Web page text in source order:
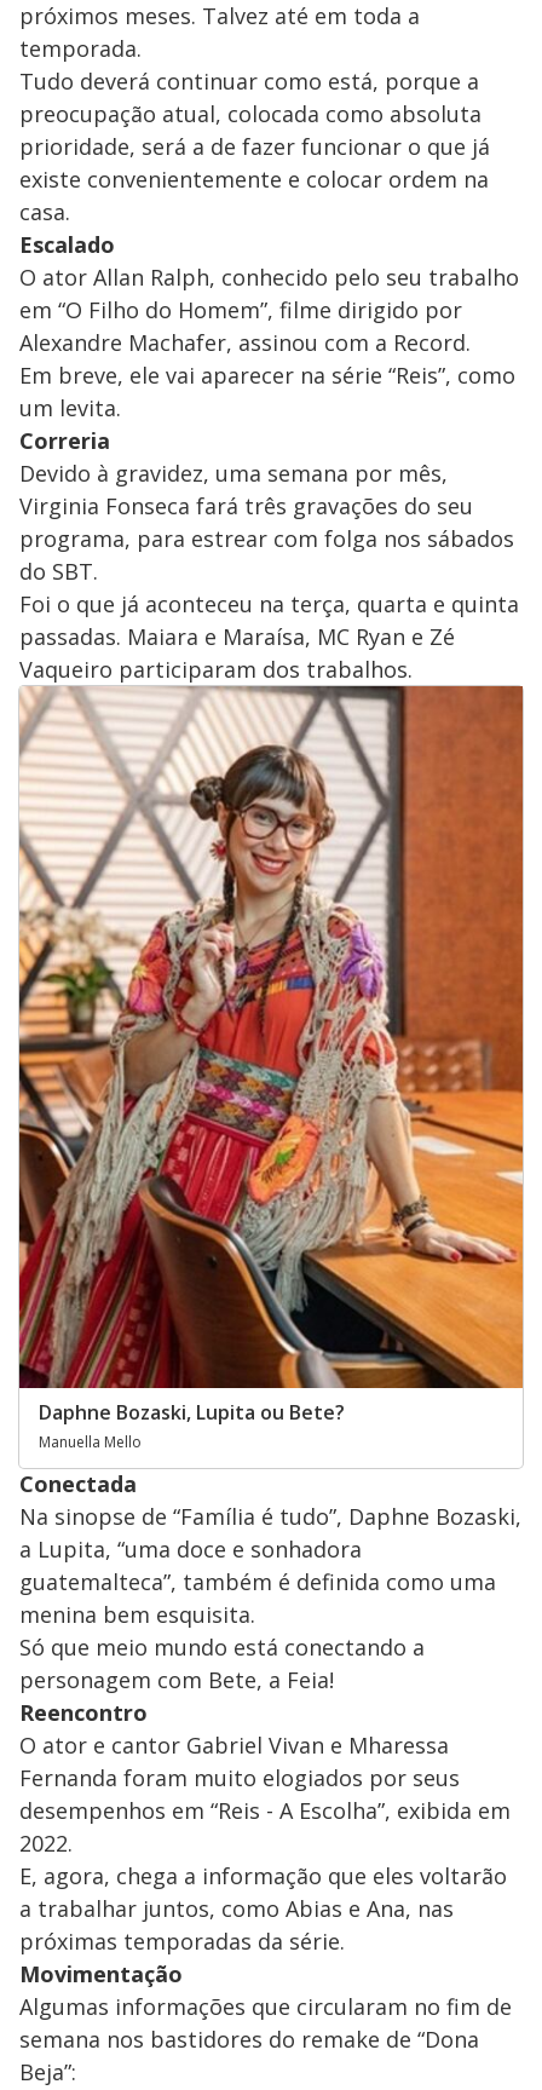
próximos meses. Talvez até em toda a
temporada.
Tudo deverá continuar como está, porque a
preocupação atual, colocada como absoluta
prioridade, será a de fazer funcionar o que já
existe convenientemente e colocar ordem na
casa.
Escalado
O ator Allan Ralph, conhecido pelo seu trabalho
em “O Filho do Homem”, filme dirigido por
Alexandre Machafer, assinou com a Record.
Em breve, ele vai aparecer na série “Reis”, como
um levita.
Correria
Devido à gravidez, uma semana por mês,
Virginia Fonseca fará três gravações do seu
programa, para estrear com folga nos sábados
do SBT.
Foi o que já aconteceu na terça, quarta e quinta
passadas. Maiara e Maraísa, MC Ryan e Zé
Vaqueiro participaram dos trabalhos.
Daphne Bozaski, Lupita ou Bete?
Manuella Mello
Conectada
Na sinopse de “Família é tudo”, Daphne Bozaski,
a Lupita, “uma doce e sonhadora
guatemalteca”, também é definida como uma
menina bem esquisita.
Só que meio mundo está conectando a
personagem com Bete, a Feia!
Reencontro
O ator e cantor Gabriel Vivan e Mharessa
Fernanda foram muito elogiados por seus
desempenhos em “Reis - A Escolha”, exibida em
2022.
E, agora, chega a informação que eles voltarão
a trabalhar juntos, como Abias e Ana, nas
próximas temporadas da série.
Movimentação
Algumas informações que circularam no fim de
semana nos bastidores do remake de “Dona
Beja”: